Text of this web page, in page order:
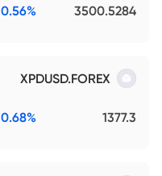
3500.5284
0.56%
XPDUSD.FOREX
1377.3
0.68%